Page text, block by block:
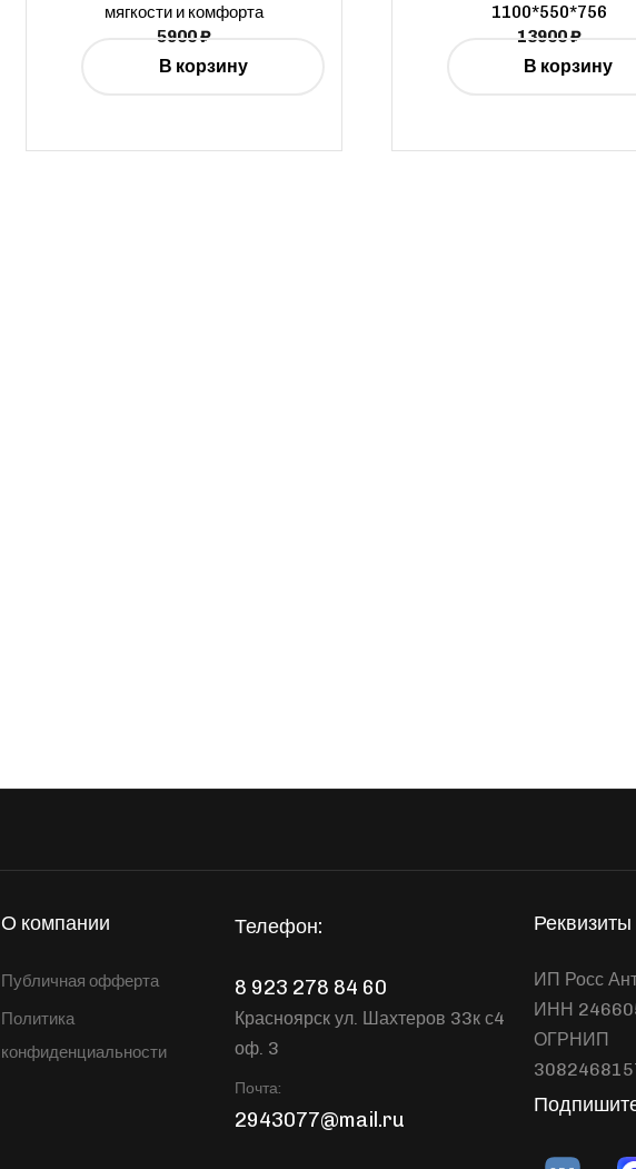
мягкости и комфорта
5900₽
В корзину
1100*550*756
13900₽
В корзину
О компании
Публичная офферта
Политика
конфиденциальности
Телефон:
8 923 278 84 60
Красноярск ул. Шахтеров 33к с4
оф. 3
Почта:
2943077@mail.ru
Реквизиты
ИП Росс
ИНН
ОГРНИП